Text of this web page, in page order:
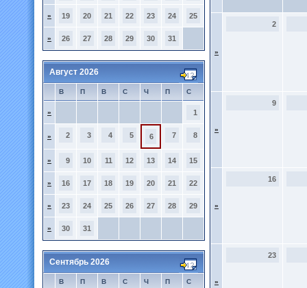
» 19 20 21 22 23 24 25
» 26 27 28 29 30 31
Август 2026
В П В С Ч П С
» 1
» 2 3 4 5 6 7 8
» 9 10 11 12 13 14 15
» 16 17 18 19 20 21 22
» 23 24 25 26 27 28 29
» 30 31
Сентябрь 2026
В П В С Ч П С
»
2
»
9
»
16
»
23